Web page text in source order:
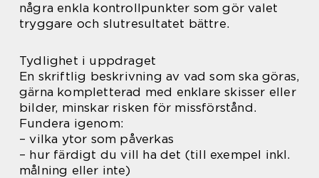
några enkla kontrollpunkter som gör valet
tryggare och slutresultatet bättre.
Tydlighet i uppdraget
En skriftlig beskrivning av vad som ska göras,
gärna kompletterad med enklare skisser eller
bilder, minskar risken för missförstånd.
Fundera igenom:
– vilka ytor som påverkas
– hur färdigt du vill ha det (till exempel inkl.
målning eller inte)